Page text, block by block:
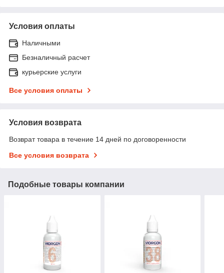
Условия оплаты
Наличными
Безналичный расчет
курьерские услуги
Все условия оплаты
Условия возврата
Возврат товара в течение 14 дней по договоренности
Все условия возврата
Подобные товары компании